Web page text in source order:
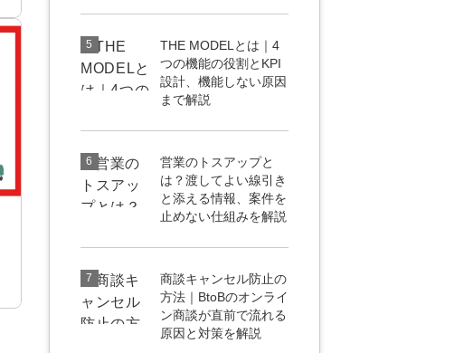
5
THE MODELとは｜4
つの機能の役割とKPI
設計、機能しない原因
まで解説
6
営業のトスアップと
は？渡してよい線引き
と添える情報、案件を
止めない仕組みを解説
7
商談キャンセル防止の
方法｜BtoBのオンライ
ン商談が直前で流れる
原因と対策を解説